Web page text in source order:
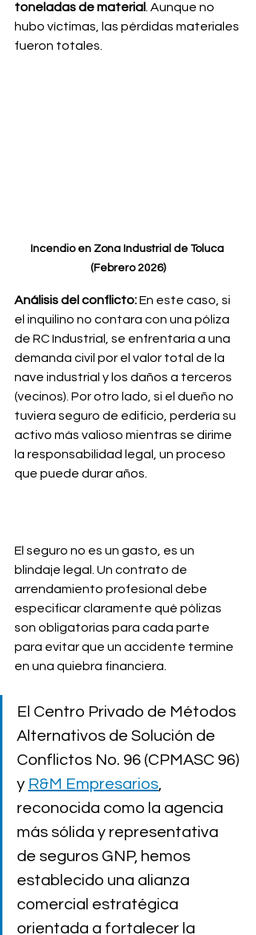
toneladas de material . Aunque no
hubo víctimas, las pérdidas materiales
fueron totales.
Incendio en Zona Industrial de Toluca
(Febrero 2026)
Análisis del conflicto: En este caso, si
el inquilino no contara con una póliza
de RC Industrial, se enfrentaría a una
demanda civil por el valor total de la
nave industrial y los daños a terceros
(vecinos). Por otro lado, si el dueño no
tuviera seguro de edificio, perdería su
activo más valioso mientras se dirime
la responsabilidad legal, un proceso
que puede durar años.
El seguro no es un gasto, es un
blindaje legal. Un contrato de
arrendamiento profesional debe
especificar claramente qué pólizas
son obligatorias para cada parte
para evitar que un accidente termine
en una quiebra financiera.
El Centro Privado de Métodos
Alternativos de Solución de
Conflictos No. 96 (CPMASC 96)
y R&M Empresarios,
reconocida como la agencia
más sólida y representativa
de seguros GNP, hemos
establecido una alianza
comercial estratégica
orientada a fortalecer la